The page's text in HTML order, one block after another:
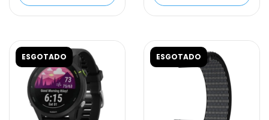
ESGOTADO ESGOTADO